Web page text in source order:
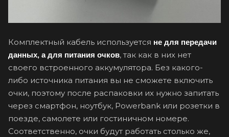
Комплектный кабель используется не для передачи
данных, а для питания очков, так как в них нет
своего встроенного аккумулятора. Без какого-
либо источника питания вы не сможете включить
очки, поэтому после распаковки их нужно запитать
через смартфон, ноутбук, Powerbank или розетки в
поезде, самолете или гостиничном номере.
Соответственно, очки будут работать столько же,